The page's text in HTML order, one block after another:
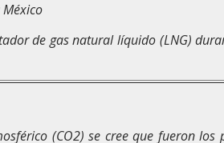
de gas natural líquido (LNG)
(CO2) se cree que fueron